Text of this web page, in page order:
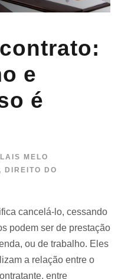
e
é
LAIS MELO
, DIREITO DO
cancelá-lo, cessando
podem ser de prestação
ou de trabalho. Eles
a relação entre o
entre